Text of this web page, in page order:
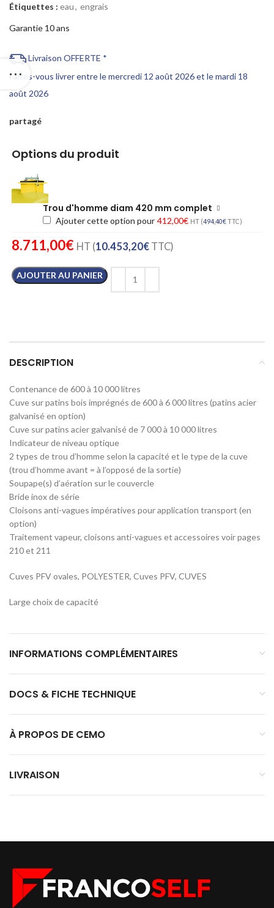
Étiquettes : eau, engrais
Garantie 10 ans
Livraison OFFERTE *
Faites-vous livrer entre le mercredi 12 août 2026 et le mardi 18
août 2026
partagé
Options du produit
Trou d'homme diam 420 mm complet
Ajouter cette option pour 412,00€ HT (494,40€TTC)
8.711,00€ HT (10.453,20€ TTC)
AJOUTER AU PANIER
DESCRIPTION
Contenance de 600 à 10 000 litres
Cuve sur patins bois imprégnés de 600 à 6 000 litres (patins acier
galvanisé en option)
Cuve sur patins acier galvanisé de 7 000 à 10 000 litres
Indicateur de niveau optique
2 types de trou d’homme selon la capacité et le type de la cuve
(trou d’homme avant = à l’opposé de la sortie)
Soupape(s) d’aération sur le couvercle
Bride inox de série
Cloisons anti-vagues impératives pour application transport (en
option)
Traitement vapeur, cloisons anti-vagues et accessoires voir pages
210 et 211
Cuves PFV ovales, POLYESTER, Cuves PFV, CUVES
Large choix de capacité
INFORMATIONS COMPLÉMENTAIRES
DOCS & FICHE TECHNIQUE
À PROPOS DE CEMO
LIVRAISON